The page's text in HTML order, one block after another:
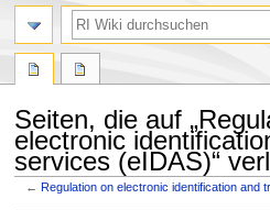
Seiten, die auf
electronic
services (eIDAS)“
←Regulation on electronic identification and
Suche